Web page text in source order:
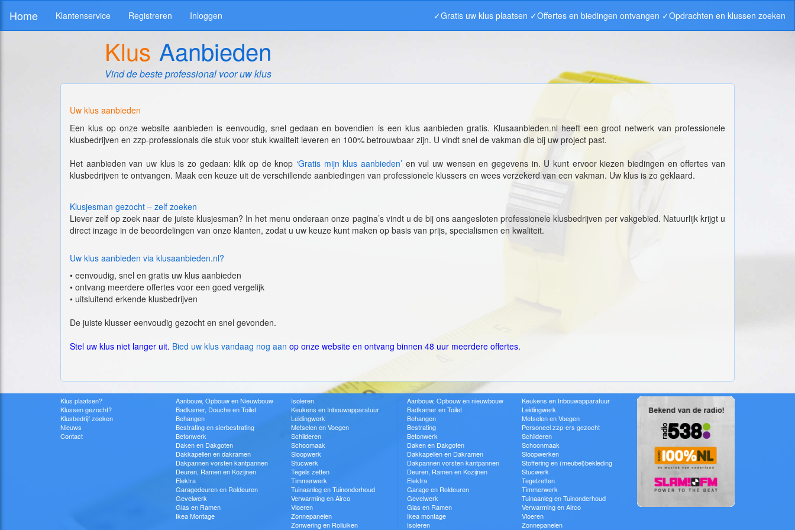
Home Klantenservice Registreren Inloggen ✓Gratis uw klus plaatsen ✓Offertes en biedingen ontvangen ✓Opdrachten en klussen zoeken
Klus Aanbieden
Vind de beste professional voor uw klus
Uw klus aanbieden
Een klus op onze website aanbieden is eenvoudig, snel gedaan en bovendien is een klus aanbieden gratis. Klusaanbieden.nl heeft een groot netwerk van professionele
klusbedrijven en zzp-professionals die stuk voor stuk kwaliteit leveren en 100% betrouwbaar zijn. U vindt snel de vakman die bij uw project past.
Het aanbieden van uw klus is zo gedaan: klik op de knop ‘Gratis mijn klus aanbieden’ en vul uw wensen en gegevens in. U kunt ervoor kiezen biedingen en offertes van
klusbedrijven te ontvangen. Maak een keuze uit de verschillende aanbiedingen van professionele klussers en wees verzekerd van een vakman. Uw klus is zo geklaard.
Klusjesman gezocht – zelf zoeken
Liever zelf op zoek naar de juiste klusjesman? In het menu onderaan onze pagina’s vindt u de bij ons aangesloten professionele klusbedrijven per vakgebied. Natuurlijk krijgt u
direct inzage in de beoordelingen van onze klanten, zodat u uw keuze kunt maken op basis van prijs, specialismen en kwaliteit.
Uw klus aanbieden via klusaanbieden.nl?
• eenvoudig, snel en gratis uw klus aanbieden
• ontvang meerdere offertes voor een goed vergelijk
• uitsluitend erkende klusbedrijven
De juiste klusser eenvoudig gezocht en snel gevonden.
Stel uw klus niet langer uit. Bied uw klus vandaag nog aan op onze website en ontvang binnen 48 uur meerdere offertes.
Klus plaatsen?
Klussen gezocht?
Klusbedrijf zoeken
Nieuws
Contact
Aanbouw, Opbouw en Nieuwbouw
Badkamer, Douche en Toilet
Behangen
Bestrating en sierbestrating
Betonwerk
Daken en Dakgoten
Dakkapellen en dakramen
Dakpannen vorsten kantpannen
Deuren, Ramen en Kozijnen
Elektra
Garagedeuren en Roldeuren
Gevelwerk
Glas en Ramen
Ikea Montage
Isoleren
Keukens en Inbouwapparatuur
Leidingwerk
Metselen en Voegen
Schilderen
Schoomaak
Sloopwerk
Stucwerk
Tegels zetten
Timmerwerk
Tuinaanleg en Tuinonderhoud
Verwarming en Airco
Vloeren
Zonnepanelen
Zonwering en Rolluiken
Aanbouw, Opbouw en nieuwbouw
Badkamer en Toilet
Behangen
Bestrating
Betonwerk
Daken en Dakgoten
Dakkapellen en Dakramen
Dakpannen vorsten kantpannen
Deuren, Ramen en Kozijnen
Elektra
Garage en Roldeuren
Gevelwerk
Glas en Ramen
Ikea montage
Isoleren
Keukens en Inbouwapparatuur
Leidingwerk
Metselen en Voegen
Personeel zzp-ers gezocht
Schilderen
Schoonmaak
Sloopwerken
Stoffering en (meubel)bekleding
Stucwerk
Tegelzetten
Timmerwerk
Tuinaanleg en Tuinonderhoud
Verwarming en Airco
Vloeren
Zonnepanelen